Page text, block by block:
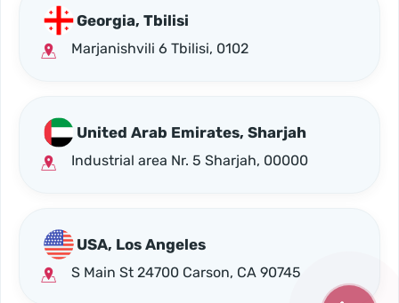
Georgia, Tbilisi
Marjanishvili 6 Tbilisi, 0102
United Arab Emirates, Sharjah
Industrial area Nr. 5 Sharjah, 00000
USA, Los Angeles
S Main St 24700 Carson, CA 90745